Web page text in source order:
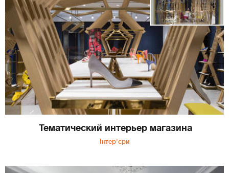
Тематический интерьер магазина
Інтер'єри